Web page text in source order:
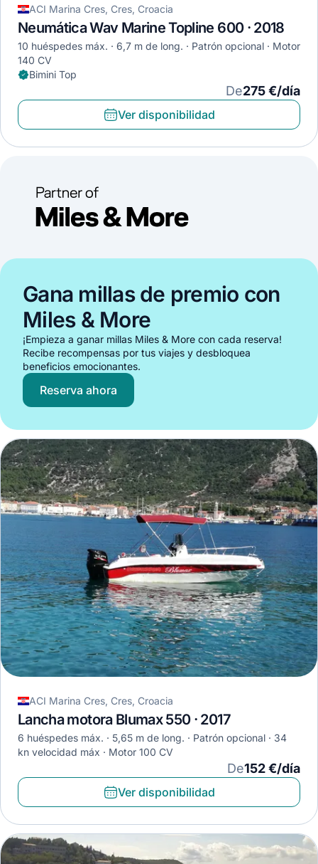
ACI Marina Cres, Cres, Croacia
Neumática Wav Marine Topline 600 · 2018
10 huéspedes máx. 6,7 m de long. Patrón opcional
Motor
140 CV
Bimini Top
De275 €/día
Ver disponibilidad
Gana millas de premio con
Miles & More
¡Empieza a ganar millas Miles & More con cada reserva!
Recibe recompensas por tus viajes y desbloquea
beneficios emocionantes.
Reserva ahora
ACI Marina Cres, Cres, Croacia
Lancha motora Blumax 550 · 2017
6 huéspedes máx. 5,65 m de long. Patrón opcional
34
kn velocidad máx
Motor 100 CV
De152 €/día
Ver disponibilidad